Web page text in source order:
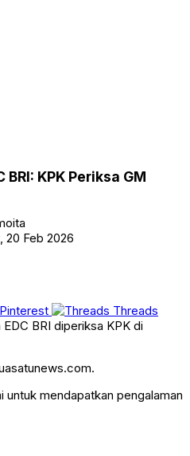
KPK Periksa GM
20 Feb 2026
Pinterest Threads
mendapatkan pengalaman